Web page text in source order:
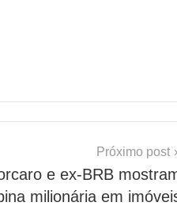
Próximo post
e ex-BRB
milionária em